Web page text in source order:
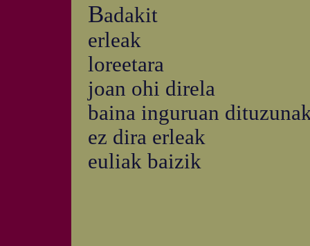
Badakit
erleak
loreetara
joan ohi direla
baina inguruan
ez dira erleak
euliak baizik